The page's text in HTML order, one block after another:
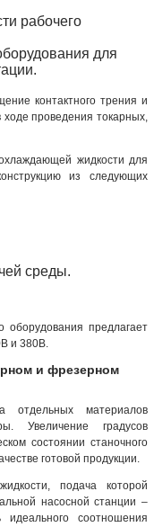
рабочего
для
контактного трения и
ходе проведения токарных,
жидкости для
из следующих
среды.
предлагает
и 380В.
и фрезерном
отдельных материалов
Увеличение градусов
состоянии станочного
готовой продукции.
подача которой
насосной станции –
соотношения